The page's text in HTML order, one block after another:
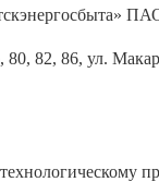
80, 82, 86, ул.